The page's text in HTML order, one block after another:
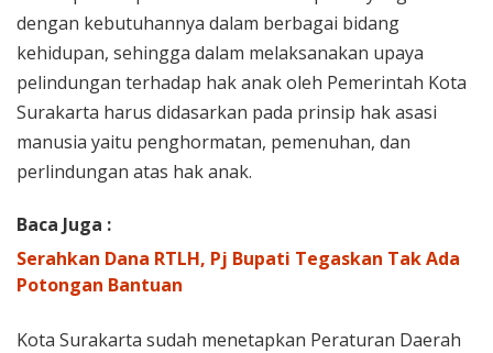
dengan kebutuhannya dalam berbagai bidang
kehidupan, sehingga dalam melaksanakan upaya
pelindungan terhadap hak anak oleh Pemerintah Kota
Surakarta harus didasarkan pada prinsip hak asasi
manusia yaitu penghormatan, pemenuhan, dan
perlindungan atas hak anak.
Baca Juga :
Serahkan Dana RTLH, Pj Bupati Tegaskan Tak Ada
Potongan Bantuan
Kota Surakarta sudah menetapkan Peraturan Daerah